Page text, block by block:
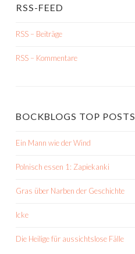
RSS-FEED
RSS – Beiträge
RSS – Kommentare
BOCKBLOGS TOP POSTS
Ein Mann wie der Wind
Polnisch essen 1: Zapiekanki
Gras über Narben der Geschichte
Icke
Die Heilige für aussichtslose Fälle